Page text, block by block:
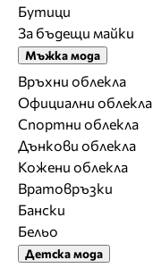
Бутици
За бъдещи майки
Мъжка мода
Връхни облекла
Официални облекла
Спортни облекла
Дънкови облекла
Кожени облекла
Вратовръзки
Бански
Бельо
Детска мода